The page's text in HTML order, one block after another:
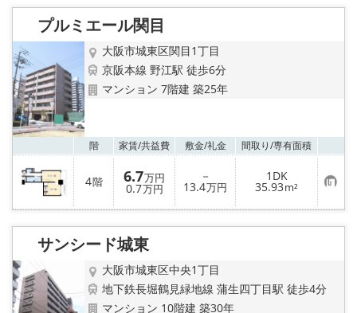
り
プルミエール関目
大阪市城東区関目1丁目
京阪本線 野江駅 徒歩6分
マンション 7階建 築25年
階 家賃/共益費 敷金/礼金 間取り/専有面積
4階 6.7万円
0.7万円
－
13.4万円
1DK
35.93m² お
気
に
り
サンシード城東
大阪市城東区中央1丁目
地下鉄長堀鶴見緑地線 蒲生四丁目駅 徒歩4分
マンション 10階建 築30年